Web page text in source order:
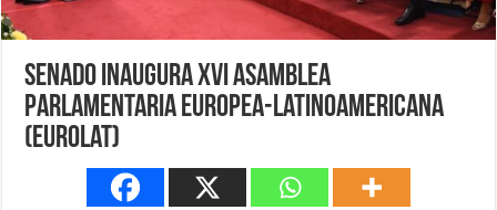
Senado inaugura XVI Asamblea
Parlamentaria Europea-Latinoamericana
(EuroLat)